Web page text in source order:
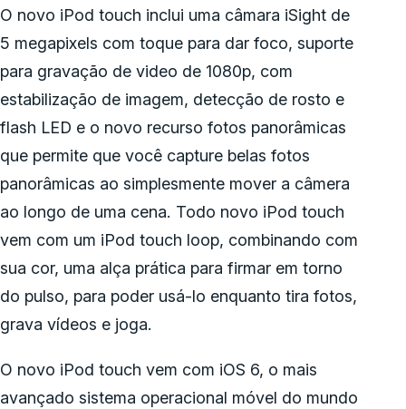
O novo iPod touch inclui uma câmara iSight de
5 megapixels com toque para dar foco, suporte
para gravação de video de 1080p, com
estabilização de imagem, detecção de rosto e
flash LED e o novo recurso fotos panorâmicas
que permite que você capture belas fotos
panorâmicas ao simplesmente mover a câmera
ao longo de uma cena. Todo novo iPod touch
vem com um iPod touch loop, combinando com
sua cor, uma alça prática para firmar em torno
do pulso, para poder usá-lo enquanto tira fotos,
grava vídeos e joga.
O novo iPod touch vem com iOS 6, o mais
avançado sistema operacional móvel do mundo